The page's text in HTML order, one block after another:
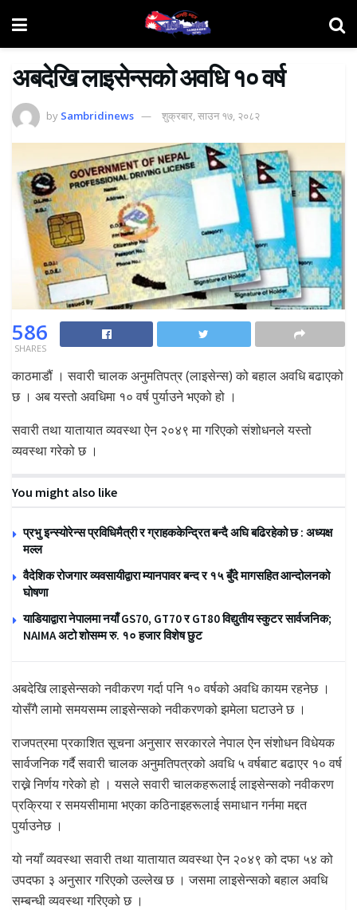
अबदेखि लाइसेन्सको अवधि १० वर्ष
by Sambridinews शुक्रबार, साउन १७, २०८२
586
SHARES
काठमाडौं । सवारी चालक अनुमतिपत्र (लाइसेन्स) को बहाल अवधि बढाएको
छ । अब यस्तो अवधिमा १० वर्ष पुर्याउने भएको हो ।
सवारी तथा यातायात व्यवस्था ऐन २०४९ मा गरिएको संशोधनले यस्तो
व्यवस्था गरेको छ ।
You might also like
प्रभु इन्स्योरेन्स प्रविधिमैत्री र ग्राहककेन्द्रित बन्दै अघि बढिरहेको छ : अध्यक्ष
मल्ल
वैदेशिक रोजगार व्यवसायीद्वारा म्यानपावर बन्द र १५ बुँदे मागसहित आन्दोलनको
घोषणा
याडियाद्वारा नेपालमा नयाँ GS70, GT70 र GT80 विद्युतीय स्कुटर सार्वजनिक;
NAIMA अटो शोसम्म रु. १० हजार विशेष छुट
अबदेखि लाइसेन्सको नवीकरण गर्दा पनि १० वर्षको अवधि कायम रहनेछ ।
योसँगै लामो समयसम्म लाइसेन्सको नवीकरणको झमेला घटाउने छ ।
राजपत्रमा प्रकाशित सूचना अनुसार सरकारले नेपाल ऐन संशोधन विधेयक
सार्वजनिक गर्दै सवारी चालक अनुमतिपत्रको अवधि ५ वर्षबाट बढाएर १० वर्ष
राख्ने निर्णय गरेको हो । यसले सवारी चालकहरूलाई लाइसेन्सको नवीकरण
प्रक्रिया र समयसीमामा भएका कठिनाइहरूलाई समाधान गर्नमा मद्दत
पुर्याउनेछ ।
यो नयाँ व्यवस्था सवारी तथा यातायात व्यवस्था ऐन २०४९ को दफा ५४ को
उपदफा ३ अनुसार गरिएको उल्लेख छ । जसमा लाइसेन्सको बहाल अवधि
सम्बन्धी व्यवस्था गरिएको छ ।